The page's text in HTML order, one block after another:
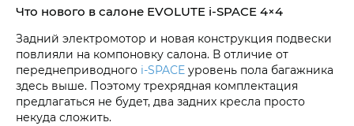
Что нового в салоне EVOLUTE i‑SPACE 4×4
Задний электромотор и новая конструкция подвески
повлияли на компоновку салона. В отличие от
переднеприводного i‑SPACE уровень пола багажника
здесь выше. Поэтому трехрядная комплектация
предлагаться не будет, два задних кресла просто
некуда сложить.